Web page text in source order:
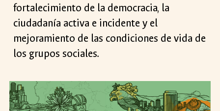
fortalecimiento de la democracia, la
ciudadanía activa e incidente y el
mejoramiento de las condiciones de vida de
los grupos sociales.